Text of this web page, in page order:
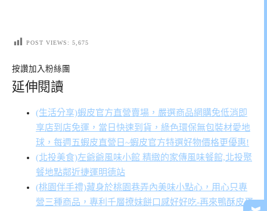
POST VIEWS: 5,675
按讚加入粉絲團
延伸閱讀
(生活分享)蝦皮官方直營賣場，嚴選商品網購免低消即
享店到店免運，當日快速到貨，綠色環保無包裝材愛地
球，每週五蝦皮直營日~蝦皮官方特選好物價格更優惠!
(北投美食)左爺爺風味小館 精緻的家傳風味餐館,北投聚
餐地點鄰近捷運明德站
(桃園伴手禮)藏身於桃園巷弄內美味小點心，用心只專
營三種商品，專利千層撩妹餅口感好好吃-再來鴨酥皮蛋